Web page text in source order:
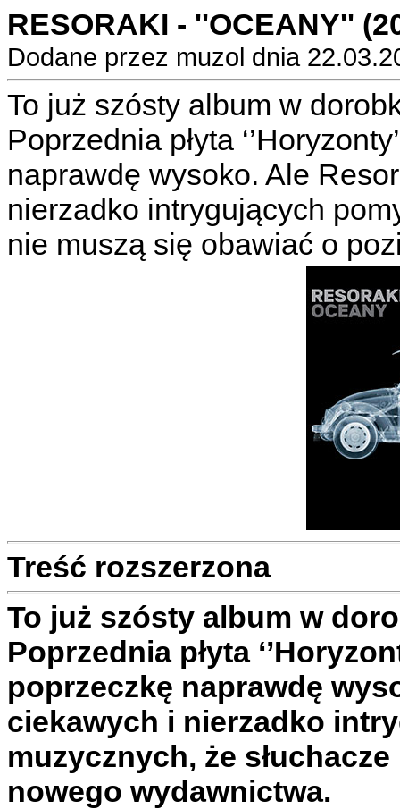
RESORAKI - ''OCEANY''
Dodane przez muzol dnia
To już szósty album w
Poprzednia płyta
naprawdę wysoko. Ale
nierzadko intrygujących
nie muszą się obawiać o
Treść rozszerzona
To już szósty album w
Poprzednia płyta
poprzeczkę naprawdę
ciekawych i nierzadko
muzycznych, że
nowego wydawnictwa.